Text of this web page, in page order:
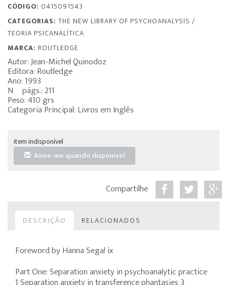
CÓDIGO: 0415091543
CATEGORIAS: THE NEW LIBRARY OF PSYCHOANALYSIS /
TEORIA PSICANALÍTICA
MARCA: ROUTLEDGE
Autor: Jean-Michel Quinodoz
Editora: Routledge
Ano: 1993
Nº págs.: 211
Peso: 410 grs
Categoria Principal: Livros em Inglês
item indisponível
Avise-me quando disponível
Compartilhe
DESCRIÇÃO RELACIONADOS
Foreword by Hanna Sega! ix
Part One: Separation anxiety in psychoanalytic practice